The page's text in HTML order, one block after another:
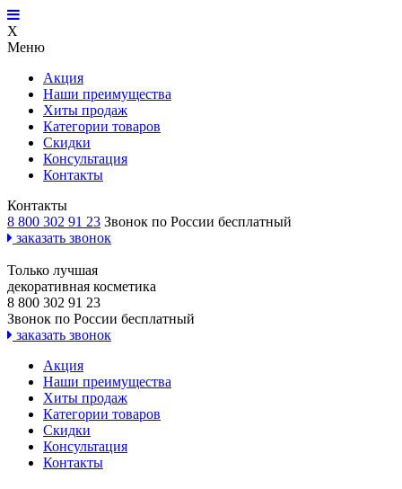
X
Меню
Акция
Наши преимущества
Хиты продаж
Категории товаров
Скидки
Консультация
Контакты
Контакты
8 800 302 91 23 Звонок по России бесплатный
заказать звонок
Только лучшая
декоративная косметика
8 800 302 91 23
Звонок по России бесплатный
заказать звонок
Акция
Наши преимущества
Хиты продаж
Категории товаров
Скидки
Консультация
Контакты